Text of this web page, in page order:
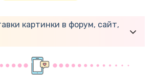
картинки в форум, сайт,